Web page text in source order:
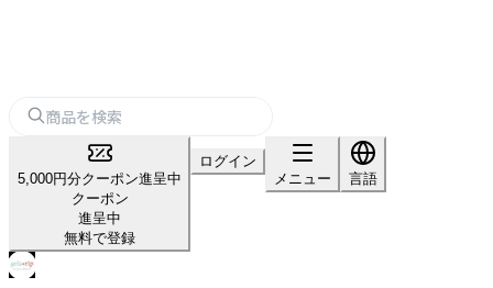
5,000円分クーポン進呈中
クーポン
進呈中
無料で登録
ログイン
メニュー
言語